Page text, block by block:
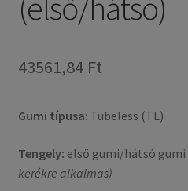
43561,84 Ft
Gumi típusa: Tubeless (TL)
Tengely: első gumi/hátsó gumi
kerékre alkalmas)